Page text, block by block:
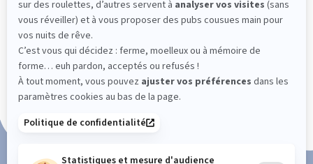
101 nuits d'essai*
Paiement en 3x ou 4x sans frais